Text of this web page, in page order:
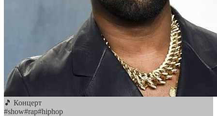
🎵 Концерт
#show#rap#hiphop